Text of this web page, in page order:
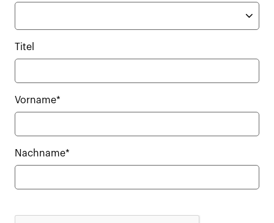
Titel
Vorname*
Nachname*